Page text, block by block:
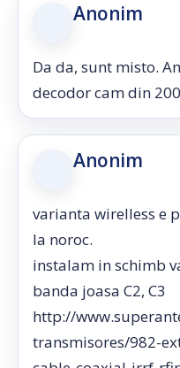
Anonim
Da da, sunt misto.
decodor cam din
Anonim
varianta wirelless e
la noroc.
instalam in schimb
banda joasa C2, C3
http://
transmisores/982-